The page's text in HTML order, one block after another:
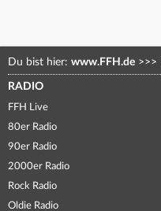
Du bist hier: www.FFH.de >>>
RADIO
FFH Live
80er Radio
90er Radio
2000er Radio
Rock Radio
Oldie Radio